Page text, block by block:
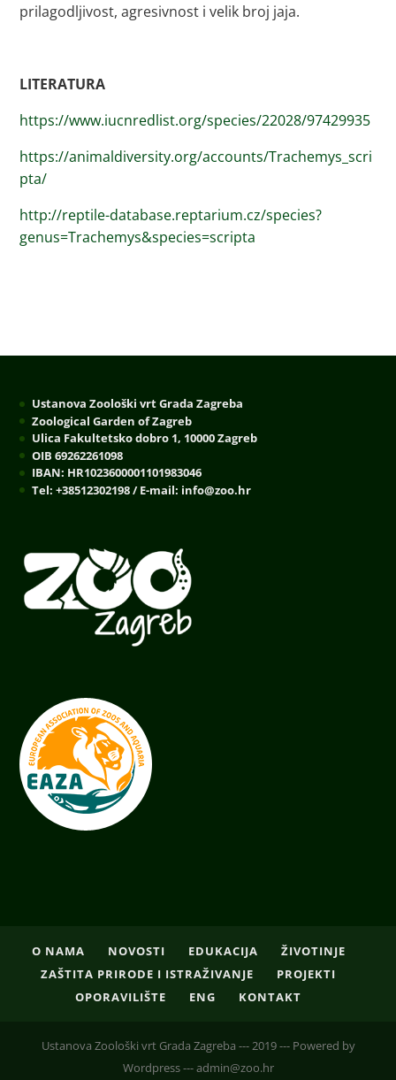
prilagodljivost, agresivnost i velik broj jaja.
LITERATURA
https://www.iucnredlist.org/species/22028/97429935
https://animaldiversity.org/accounts/Trachemys_scri
pta/
http://reptile-database.reptarium.cz/species?
genus=Trachemys&species=scripta
Ustanova Zoološki vrt Grada Zagreba
Zoological Garden of Zagreb
Ulica Fakultetsko dobro 1, 10000 Zagreb
OIB 69262261098
IBAN: HR1023600001101983046
Tel: +38512302198 / E-mail: info@zoo.hr
O NAMA NOVOSTI EDUKACIJA
ŽIVOTINJE
ZAŠTITA PRIRODE I ISTRAŽIVANJE
PROJEKTI
OPORAVILIŠTE
ENG KONTAKT
Ustanova Zoološki vrt Grada Zagreba --- 2019 --- Powered by
Wordpress --- admin@zoo.hr